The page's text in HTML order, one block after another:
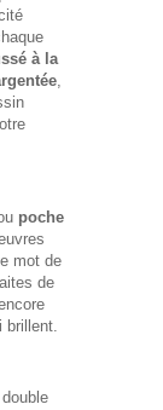
à la
,
poche
mot de
de
brillent.